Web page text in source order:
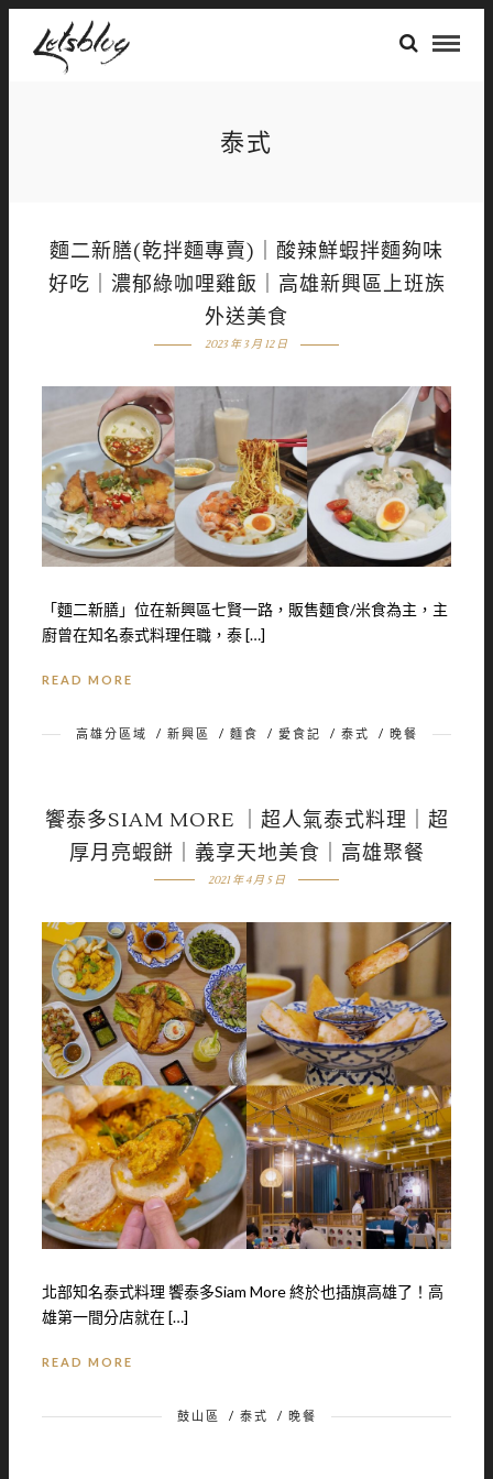
泰式
麵二新膳(乾拌麵專賣)｜酸辣鮮蝦拌麵夠味
好吃｜濃郁綠咖哩雞飯｜高雄新興區上班族
外送美食
2023 年 3 月 12 日
「麵二新膳」位在新興區七賢一路，販售麵食/米食為主，主
廚曾在知名泰式料理任職，泰 […]
READ MORE
高雄分區域 / 新興區 / 麵食 / 愛食記 / 泰式 / 晚餐
饗泰多SIAM MORE ｜超人氣泰式料理｜超
厚月亮蝦餅｜義享天地美食｜高雄聚餐
2021 年 4 月 5 日
北部知名泰式料理 饗泰多Siam More 終於也插旗高雄了！高
雄第一間分店就在 […]
READ MORE
鼓山區 / 泰式 / 晚餐